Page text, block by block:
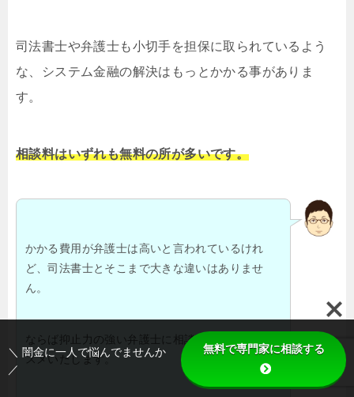
司法書士や弁護士も小切手を担保に取られているよう
な、システム金融の解決はもっとかかる事がありま
す。
相談料はいずれも無料の所が多いです。
かかる費用が弁護士は高いと言われているけれ
ど、司法書士とそこまで大きな違いはありませ
ん。
ならば抑止力の強い弁護士に相談される事をおス
スメいたします。
＼ 闇金に一人で悩んでませんか
／
無料で専門家に相談する